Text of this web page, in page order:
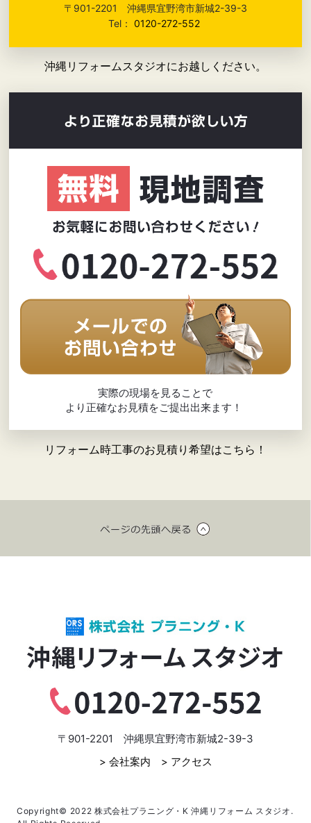
〒901-2201 沖縄県宜野湾市新城2-39-3
Tel： 0120-272-552
沖縄リフォームスタジオにお越しください。
実際の現場を見ることで
より正確なお見積をご提出出来ます！
リフォーム時工事のお見積り希望はこちら！
〒901-2201 沖縄県宜野湾市新城2-39-3
> 会社案内
> アクセス
Copyright© 2022 株式会社プラニング・K 沖縄リフォーム スタジオ.